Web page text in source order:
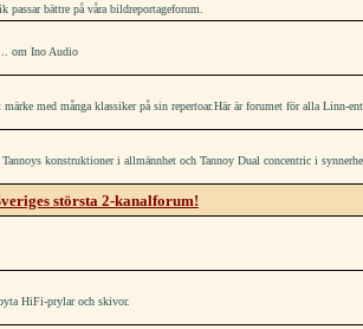
passar bättre på våra bildreportageforum.
om Ino Audio
med många klassiker på sin repertoar.Här är forumet för alla Linn-
konstruktioner i allmännhet och Tannoy Dual concentric i
största 2-kanalforum!
HiFi-prylar och skivor.